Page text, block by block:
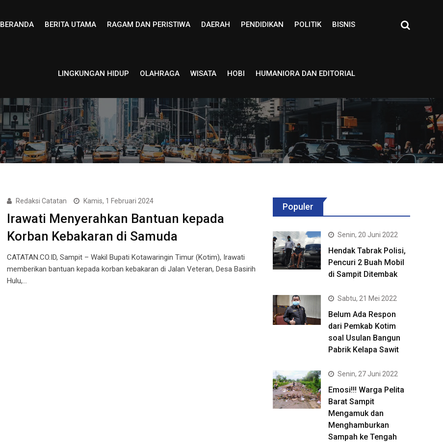
BERANDA BERITA UTAMA RAGAM DAN PERISTIWA DAERAH PENDIDIKAN POLITIK BISNIS
LINGKUNGAN HIDUP OLAHRAGA WISATA HOBI HUMANIORA DAN EDITORIAL
Redaksi Catatan Kamis, 1 Februari 2024
Irawati Menyerahkan Bantuan kepada
Korban Kebakaran di Samuda
CATATAN.CO.ID, Sampit – Wakil Bupati Kotawaringin Timur (Kotim), Irawati
memberikan bantuan kepada korban kebakaran di Jalan Veteran, Desa Basirih
Hulu,…
Populer
Senin, 20 Juni 2022
Hendak Tabrak Polisi,
Pencuri 2 Buah Mobil
di Sampit Ditembak
Sabtu, 21 Mei 2022
Belum Ada Respon
dari Pemkab Kotim
soal Usulan Bangun
Pabrik Kelapa Sawit
Senin, 27 Juni 2022
Emosi!!! Warga Pelita
Barat Sampit
Mengamuk dan
Menghamburkan
Sampah ke Tengah